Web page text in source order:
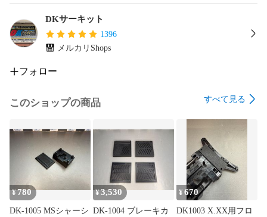
DKサーキット
1396
メルカリShops
フォロー
このショップの商品 すべて見る
¥ 780
DK-1005 MSシャーシ
¥ 3,530
DK-1004 ブレーキカ
¥670
DK1003 X.XX用フロ